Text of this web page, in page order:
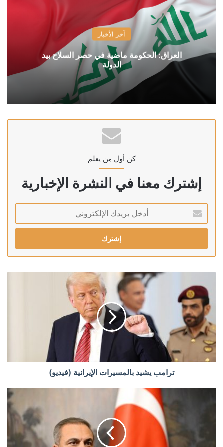
آخر الأخبار
العراق: الحكومة ماضية في حصر السلاح بيد
الدولة
كن أول من يعلم
إشترك معنا في النشرة الإخبارية
بريدك
الإلكتروني
ترامب يشيد بالمسيرات الإيرانية (فيديو)